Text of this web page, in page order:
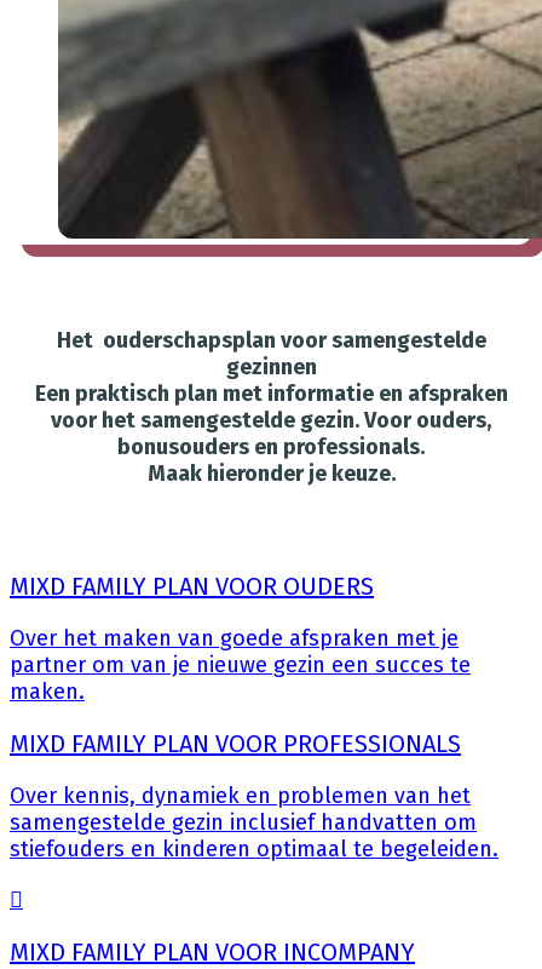
Het ouderschapsplan voor samengestelde
gezinnen
Een praktisch plan met informatie en afspraken
voor het samengestelde gezin. Voor ouders,
bonusouders en professionals.
Maak hieronder je keuze.
MIXD FAMILY PLAN VOOR OUDERS
Over het maken van goede afspraken met je
partner om van je nieuwe gezin een succes te
maken.
MIXD FAMILY PLAN VOOR PROFESSIONALS
Over kennis, dynamiek en problemen van het
samengestelde gezin inclusief handvatten om
stiefouders en kinderen optimaal te begeleiden.
MIXD FAMILY PLAN VOOR INCOMPANY